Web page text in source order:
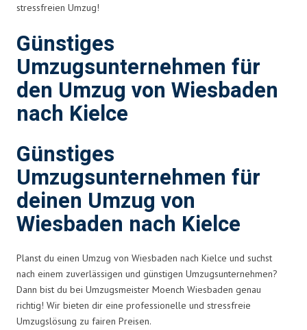
stressfreien Umzug!
Günstiges
Umzugsunternehmen für
den Umzug von Wiesbaden
nach Kielce
Günstiges
Umzugsunternehmen für
deinen Umzug von
Wiesbaden nach Kielce
Planst du einen Umzug von Wiesbaden nach Kielce und suchst
nach einem zuverlässigen und günstigen Umzugsunternehmen?
Dann bist du bei Umzugsmeister Moench Wiesbaden genau
richtig! Wir bieten dir eine professionelle und stressfreie
Umzugslösung zu fairen Preisen.